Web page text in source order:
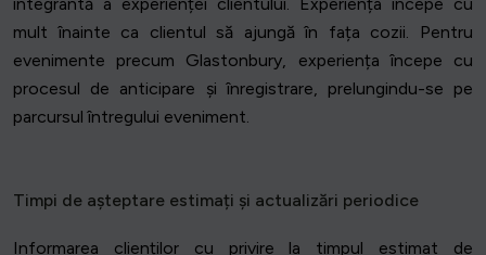
mult înainte ca clientul să ajungă în fața cozii. Pentru
evenimente precum Glastonbury, experiența începe cu
procesul de anticipare și înregistrare, prelungindu-se pe
parcursul întregului eveniment.
Timpi de așteptare estimați și actualizări periodice
Informarea clienților cu privire la timpul estimat de